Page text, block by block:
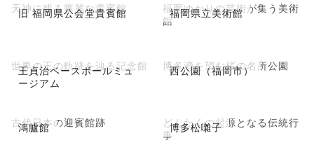
旧 福岡県公会堂貴賓館
天神に残る華麗な貴賓館 福岡県立美術館
福岡ゆかりの芸術が集う美術
館
王貞治ベースボールミュ
ージアム
世界の王の軌跡を辿る記念館 西公園（福岡市）
博多湾を望む桜の名所公園
鴻臚館
古代日本の迎賓館跡 博多松囃子
どんたくの起源となる伝統行
事